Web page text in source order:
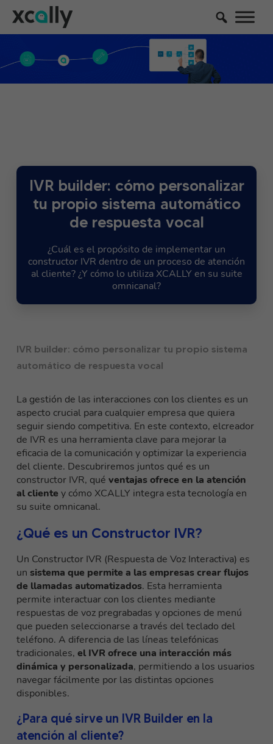
IVR builder: cómo personalizar
tu propio sistema automático
de respuesta vocal
¿Cuál es el propósito de implementar un
constructor IVR dentro de un proceso de atención
al cliente? ¿Y cómo lo utiliza XCALLY en su suite
omnicanal?
IVR builder: cómo personalizar tu propio sistema
automático de respuesta vocal
La gestión de las interacciones con los clientes es un
aspecto crucial para cualquier empresa que quiera
seguir siendo competitiva. En este contexto, elcreador
de IVR es una herramienta clave para mejorar la
eficacia de la comunicación y optimizar la experiencia
del cliente. Descubriremos juntos qué es un
constructor IVR, qué ventajas ofrece en la atención
al cliente y cómo XCALLY integra esta tecnología en
su suite omnicanal.
¿Qué es un Constructor IVR?
Un Constructor IVR (Respuesta de Voz Interactiva) es
un sistema que permite a las empresas crear flujos
de llamadas automatizados. Esta herramienta
permite interactuar con los clientes mediante
respuestas de voz pregrabadas y opciones de menú
que pueden seleccionarse a través del teclado del
teléfono. A diferencia de las líneas telefónicas
tradicionales, el IVR ofrece una interacción más
dinámica y personalizada, permitiendo a los usuarios
navegar fácilmente por las distintas opciones
disponibles.
¿Para qué sirve un IVR Builder en la
atención al cliente?